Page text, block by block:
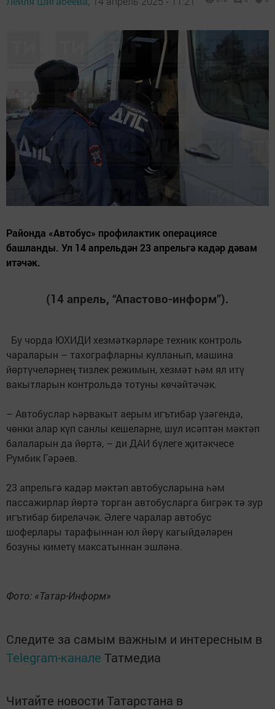
Районда «Автобус» профилактик операциясе
башланды. Ул 14 апрельдән 23 апрельгә кадәр дәвам
итәчәк.
(14 апрель, “Апастово-информ”).
Бу чорда ЮХИДИ хезмәткәрләре техник контроль
чараларын – тахографларны кулланып, машина
йөртүчеләрнең тизлек режимын, хезмәт һәм ял итү
вакытларын контрольдә тотуны көчәйтәчәк.
– Автобуслар һәрвакыт аерым игътибар үзәгендә,
чөнки алар күп санлы кешеләрне, шул исәптән мәктәп
балаларын да йөртә, – ди ДАИ бүлеге җитәкчесе
Румбик Гәрәев.
23 апрельгә кадәр мәктәп автобусларына һәм
пассажирлар йөртә торган автобусларга бигрәк тә зур
игътибар биреләчәк. Әлеге чаралар автобус
шоферлары тарафыннан юл йөрү кагыйдәләрен
бозуны киметү максатыннан эшләнә.
Фото: «Татар-Информ»
Следите за самым важным и интересным в
Telegram-канале Татмедиа
Читайте новости Татарстана в